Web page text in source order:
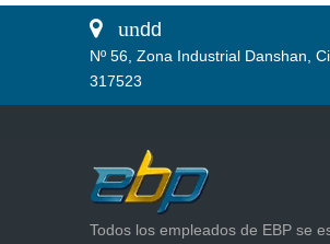
 undd
Nº 56, Zona Industrial Danshan,
317523
Todos los empleados de EBP se